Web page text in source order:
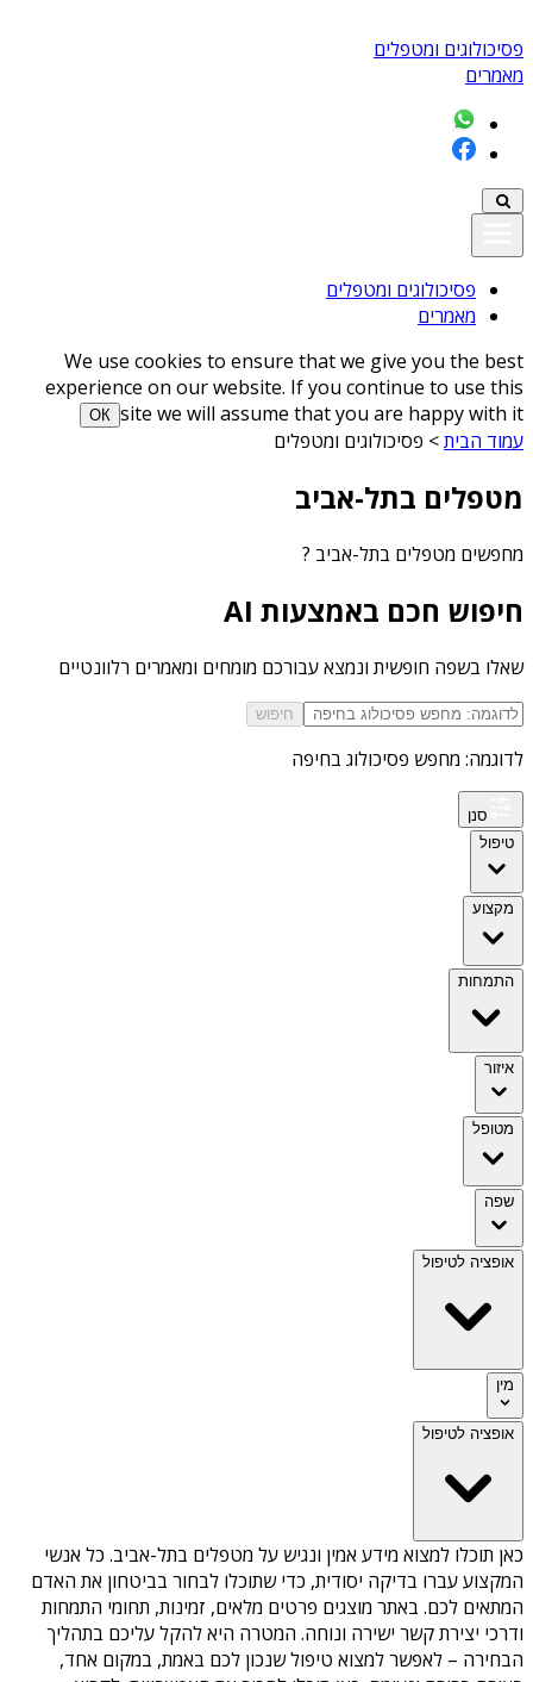
פסיכולוגים ומטפלים
מאמרים
פסיכולוגים ומטפלים
מאמרים
We use cookies to ensure that we give you the best
experience on our website. If you continue to use this
site we will assume that you are happy with it
ОК
עמוד הבית> פסיכולוגים ומטפלים
מטפלים בתל-אביב
מחפשים מטפלים בתל-אביב ?
חיפוש חכם באמצעות AI
שאלו בשפה חופשית ונמצא עבורכם מומחים ומאמרים רלוונטיים
חיפוש
לדוגמה: מחפש פסיכולוג בחיפה
סנן
טיפול
מקצוע
התמחות
איזור
מטופל
שפה
אופציה לטיפול
מין
אופציה לטיפול
כאן תוכלו למצוא מידע אמין ונגיש על מטפלים בתל-אביב. כל אנשי
המקצוע עברו בדיקה יסודית, כדי שתוכלו לבחור בביטחון את האדם
המתאים לכם. באתר מוצגים פרטים מלאים, זמינות, תחומי התמחות
ודרכי יצירת קשר ישירה ונוחה. המטרה היא להקל עליכם בתהליך
הבחירה – לאפשר למצוא טיפול שנכון לכם באמת, במקום אחד,